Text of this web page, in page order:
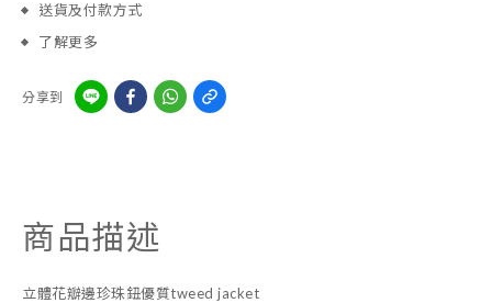
送貨及付款方式
了解更多
分享到
商品描述
立體花瓣邊珍珠鈕優質tweed jacket